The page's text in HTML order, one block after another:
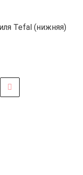
Tefal (нижняя)